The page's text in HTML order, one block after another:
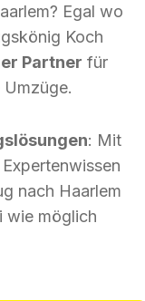
Egal wo
Koch
Partner für
: Mit
nach Haarlem
wie möglich